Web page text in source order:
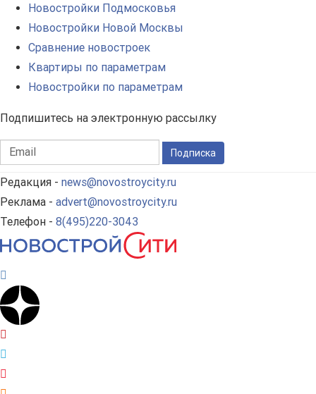
Новостройки Подмосковья
Новостройки Новой Москвы
Сравнение новостроек
Квартиры по параметрам
Новостройки по параметрам
Подпишитесь на электронную рассылку
Подписка
Редакция - news@novostroycity.ru
Реклама - advert@novostroycity.ru
Телефон - 8(495)220-3043